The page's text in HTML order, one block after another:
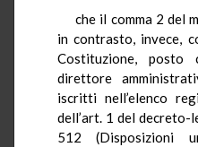
che il comma 2 del
in contrasto, invece,
Costituzione,
direttore
iscritti nell’elenco
dell’art. 1 del
512 (Disposizioni